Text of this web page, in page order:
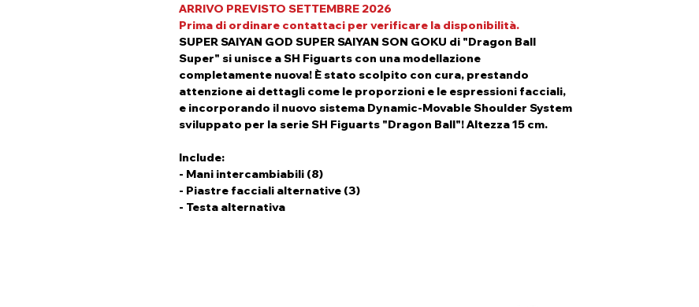
ARRIVO PREVISTO SETTEMBRE 2026
Prima di ordinare contattaci per verificare la disponibilità.
SUPER SAIYAN GOD SUPER SAIYAN SON GOKU di "Dragon Ball
Super" si unisce a SH Figuarts con una modellazione
completamente nuova! È stato scolpito con cura, prestando
attenzione ai dettagli come le proporzioni e le espressioni facciali,
e incorporando il nuovo sistema Dynamic-Movable Shoulder System
sviluppato per la serie SH Figuarts "Dragon Ball"! Altezza 15 cm.
Include:
- Mani intercambiabili (8)
- Piastre facciali alternative (3)
- Testa alternativa